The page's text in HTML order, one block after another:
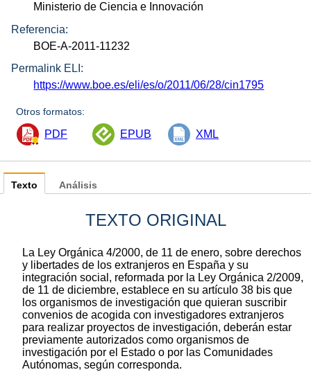
Ministerio de Ciencia e Innovación
Referencia:
BOE-A-2011-11232
Permalink ELI:
https://www.boe.es/eli/es/o/2011/06/28/cin1795
Otros formatos:
PDF EPUB XML
Texto
TEXTO ORIGINAL
La Ley Orgánica 4/2000, de 11 de enero, sobre derechos
y libertades de los extranjeros en España y su
integración social, reformada por la Ley Orgánica 2/2009,
de 11 de diciembre, establece en su artículo 38 bis que
los organismos de investigación que quieran suscribir
convenios de acogida con investigadores extranjeros
para realizar proyectos de investigación, deberán estar
previamente autorizados como organismos de
investigación por el Estado o por las Comunidades
Autónomas, según corresponda.
Análisis